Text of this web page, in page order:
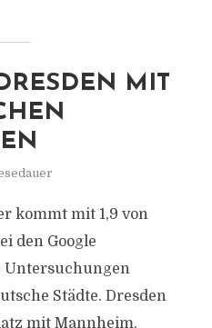
MIT
kommt mit 1,9 von
den Google
Untersuchungen
Städte. Dresden
mit Mannheim.